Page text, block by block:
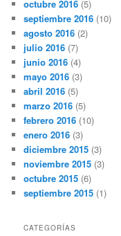
octubre 2016 (5)
septiembre 2016 (10)
agosto 2016 (2)
julio 2016 (7)
junio 2016 (4)
mayo 2016 (3)
abril 2016 (5)
marzo 2016 (5)
febrero 2016 (10)
enero 2016 (3)
diciembre 2015 (3)
noviembre 2015 (3)
octubre 2015 (6)
septiembre 2015 (1)
CATEGORÍAS